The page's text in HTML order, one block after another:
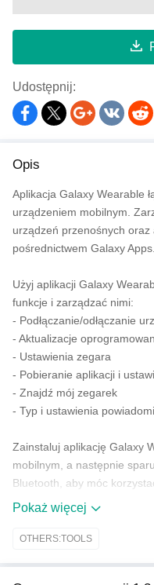
Udostępnij:
Opis
Aplikacja Galaxy Wearable
urządzeniem mobilnym.
urządzeń przenośnych
pośrednictwem Galaxy Apps.
Użyj aplikacji Galaxy
funkcje i zarządzać nimi:
- Podłączanie/odłączanie
- Aktualizacje
- Ustawienia zegara
- Pobieranie aplikacji i
- Znajdź mój zegarek
- Typ i ustawienia
Zainstaluj aplikację Galaxy
mobilnym, a następnie
Bluetooth, aby móc
※ Ustawienia i funkcje
tylko wtedy, gdy urządzenie
Pokaż więcej
OTHERS:TOOLS